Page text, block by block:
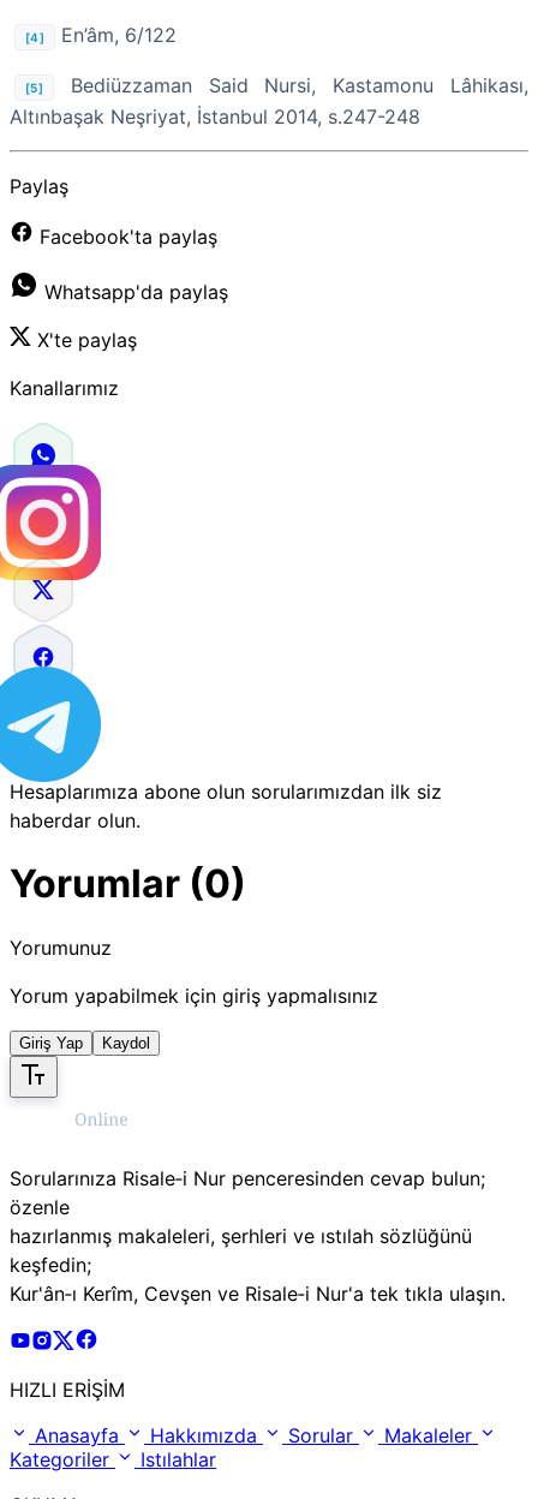
[4] En’âm, 6/122
[5]
Bediüzzaman Said Nursi, Kastamonu Lâhikası,
Altınbaşak Neşriyat, İstanbul 2014, s.247-248
Paylaş
Facebook'ta paylaş
Whatsapp'da paylaş
X'te paylaş
Kanallarımız
Hesaplarımıza abone olun sorularımızdan ilk siz
haberdar olun.
Yorumlar (0)
Yorumunuz
Yorum yapabilmek için giriş yapmalısınız
Giriş Yap Kaydol
Sorularınıza Risale‑i Nur penceresinden cevap bulun;
özenle
hazırlanmış makaleleri, şerhleri ve ıstılah sözlüğünü
keşfedin;
Kur'ân‑ı Kerîm, Cevşen ve Risale‑i Nur'a tek tıkla ulaşın.
Risale Online Youtube Hesabı
Risale Online Instagram Hesabı
Risale Online X Hesabı
HIZLI ERİŞİM
Anasayfa
Hakkımızda Sorular
Makaleler
Kategoriler
Istılahlar